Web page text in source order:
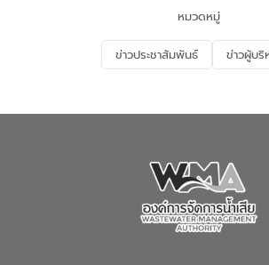
จัดการน้ำเสียและ
อนุรักษ์สิ่งแวดล้อ
และการบำบัดน้ำเ
เกี่ยวกับสาเหตุแล
ณ เทศบาลตำบล
หมวดหมู่
ข่าวประชาสัมพันธ์ ข่าวผู้บริ